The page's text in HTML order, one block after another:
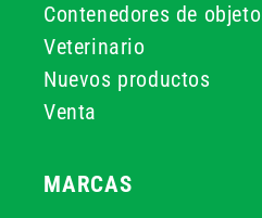
Contenedores de
Veterinario
Nuevos productos
Venta
MARCAS